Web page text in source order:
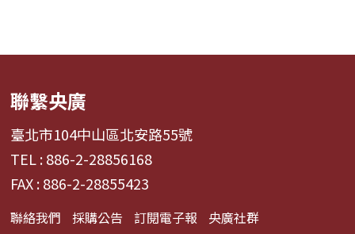
聯繫央廣
臺北市104中山區北安路55號
TEL : 886-2-28856168
FAX : 886-2-28855423
聯絡我們 採購公告 訂閱電子報 央廣社群